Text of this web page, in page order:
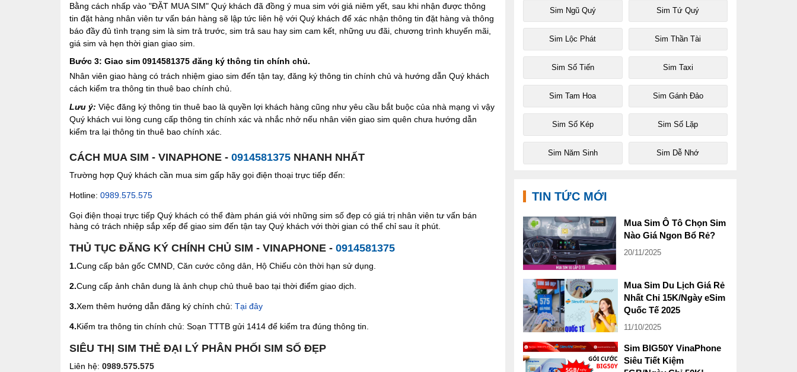
Bằng cách nhấp vào "ĐẶT MUA SIM" Quý khách đã đồng ý mua sim với giá niêm yết, sau khi nhận được thông
tin đặt hàng nhân viên tư vấn bán hàng sẽ lập tức liên hệ với Quý khách để xác nhận thông tin đặt hàng và thông
báo đầy đủ tình trạng sim là sim trả trước, sim trả sau hay sim cam kết, những ưu đãi, chương trình khuyến mãi,
giá sim và hẹn thời gian giao sim.
Bước 3: Giao sim 0914581375 đăng ký thông tin chính chủ.
Nhân viên giao hàng có trách nhiệm giao sim đến tận tay, đăng ký thông tin chính chủ và hướng dẫn Quý khách
cách kiểm tra thông tin thuê bao chính chủ.
Lưu ý: Việc đăng ký thông tin thuê bao là quyền lợi khách hàng cũng như yêu cầu bắt buộc của nhà mạng vì vậy
Quý khách vui lòng cung cấp thông tin chính xác và nhắc nhở nếu nhân viên giao sim quên chưa hướng dẫn
kiểm tra lại thông tin thuê bao chính xác.
CÁCH MUA SIM - VINAPHONE - 0914581375 NHANH NHẤT
Trường hợp Quý khách cần mua sim gấp hãy gọi điện thoại trực tiếp đến:
Hotline: 0989.575.575
Gọi điện thoại trực tiếp Quý khách có thể đàm phán giá với những sim số đẹp có giá trị nhân viên tư vấn bán
hàng có trách nhiệp sắp xếp để giao sim đến tận tay Quý khách với thời gian có thể chỉ sau ít phút.
THỦ TỤC ĐĂNG KÝ CHÍNH CHỦ SIM - VINAPHONE - 0914581375
1.Cung cấp bản gốc CMND, Căn cước công dân, Hộ Chiếu còn thời hạn sử dụng.
2.Cung cấp ảnh chân dung là ảnh chụp chủ thuê bao tại thời điểm giao dịch.
3.Xem thêm hướng dẫn đăng ký chính chủ: Tại đây
4.Kiểm tra thông tin chính chủ: Soạn TTTB gửi 1414 để kiểm tra đúng thông tin.
SIÊU THỊ SIM THẺ ĐẠI LÝ PHÂN PHỐI SIM SỐ ĐẸP
Liên hệ: 0989.575.575
Sim Ngũ Quý Sim Tứ Quý
Sim Lộc Phát Sim Thần Tài
Sim Số Tiến Sim Taxi
Sim Tam Hoa Sim Gánh Đảo
Sim Số Kép Sim Số Lặp
Sim Năm Sinh Sim Dễ Nhớ
TIN TỨC MỚI
Mua Sim Ô Tô Chọn Sim
Nào Giá Ngon Bổ Rẻ?
20/11/2025
Mua Sim Du Lịch Giá Rẻ
Nhất Chỉ 15K/Ngày eSim
Quốc Tế 2025
11/10/2025
Sim BIG50Y VinaPhone
Siêu Tiết Kiệm